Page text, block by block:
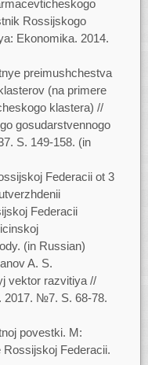
Rossijskogo
Ekonomika. 2014.
preimushchestva
(na primere
klastera) //
gosudarstvennogo
S. 149-158. (in
Federacii ot 3
Federacii
(in Russian)
A. S.
vektor razvitiya //
2017. №7. S. 68-78.
povestki. M:
Rossijskoj Federacii.